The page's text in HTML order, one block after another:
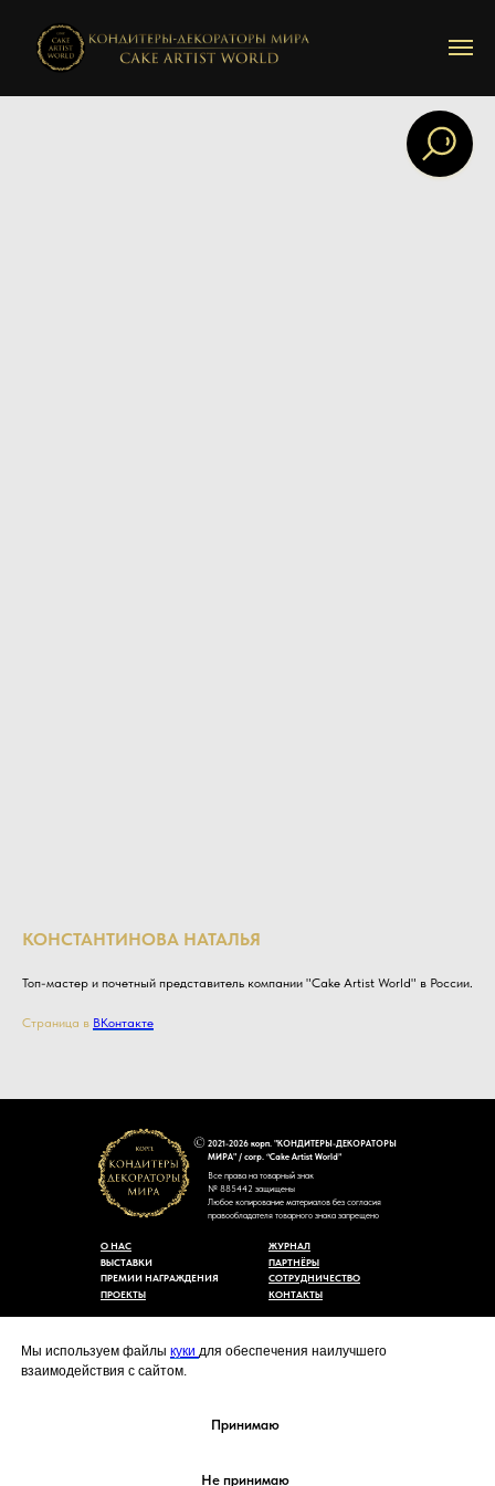
Мы используем файлы куки для обеспечения наилучшего
взаимодействия с сайтом.
Принимаю
Не принимаю
КОНСТАНТИНОВА НАТАЛЬЯ
Топ-мастер и почетный представитель компании "Cake Artist World" в России.
Страница в ВКонтакте
2021-2026 корп. "КОНДИТЕРЫ-ДЕКОРАТОРЫ
МИРА" / corp. “Cake Artist World”
Все права на товарный знак
№ 885442 защищены
Любое копирование материалов без согласия
правообладателя товарного знака запрещено
cakeartistworld@mail.ru
КОНТАКТЫ
СОТРУДНИЧЕСТВО
ЖУРНАЛ
ПАРТНЁРЫ
ПРЕМИИ НАГРАЖДЕНИЯ
ПРОЕКТЫ
ВЫСТАВКИ
О НАС
Политика конфиденциальности
Согласие на обработку персональных данных